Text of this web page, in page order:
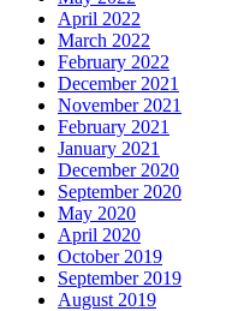
April 2022
March 2022
February 2022
December 2021
November 2021
February 2021
January 2021
December 2020
September 2020
May 2020
April 2020
October 2019
September 2019
August 2019